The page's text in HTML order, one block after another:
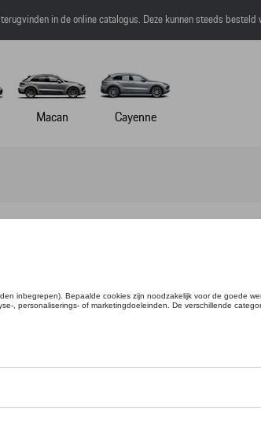
in de online catalogus. Deze kunnen steeds besteld
Macan Cayenne
COLLECTOR'S EDITION NO. 3